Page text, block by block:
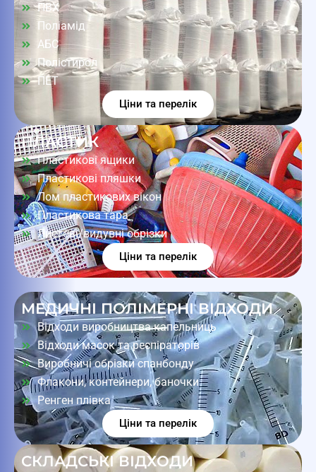
ПВХ
Поліамід
АБС
Полістирол
ПЕТ
Ціни та перелік
ПЛАСТИК
Пластикові ящики
Пластикові пляшки
Лом пластикових вікон
Пластикова тара
Листові/видувні обрізки
Ціни та перелік
МЕДИЧНІ ПОЛІМЕРНІ ВІДХОДИ
Відходи виробництва капельниць
Відходи масок та респіраторів
Виробничі обрізки спанбонду
Флакони, контейнери, баночки
Ренген плівка
Ціни та перелік
СКЛАДСЬКІ ВІДХОДИ